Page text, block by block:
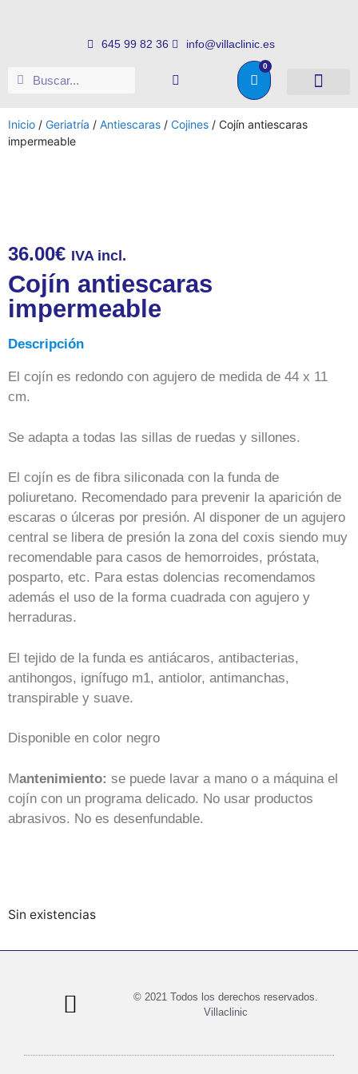
645 99 82 36 info@villaclinic.es
0
Inicio / Geriatría / Antiescaras / Cojines / Cojín antiescaras
impermeable
36.00€ IVA incl.
Cojín antiescaras
impermeable
Descripción
El cojín es redondo con agujero de medida de 44 x 11
cm.
Se adapta a todas las sillas de ruedas y sillones.
El cojín es de fibra siliconada con la funda de
poliuretano. Recomendado para prevenir la aparición de
escaras o úlceras por presión. Al disponer de un agujero
central se libera de presión la zona del coxis siendo muy
recomendable para casos de hemorroides, próstata,
posparto, etc. Para estas dolencias recomendamos
además el uso de la forma cuadrada con agujero y
herraduras.
El tejido de la funda es antiácaros, antibacterias,
antihongos, ignífugo m1, antiolor, antimanchas,
transpirable y suave.
Disponible en color negro
Mantenimiento: se puede lavar a mano o a máquina el
cojín con un programa delicado. No usar productos
abrasivos. No es desenfundable.
Sin existencias
© 2021 Todos los derechos reservados.
Villaclinic